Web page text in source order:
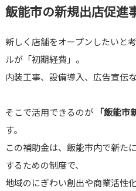
飯能市の新規出店促進
新しく店舗をオープンしたいと
ルが「初期経費」。
内装工事、設備導入、広告宣伝
そこで活用できるのが 「飯能市
す。
この補助金は、飯能市内で新た
するための制度で、
地域のにぎわい創出や商業活性